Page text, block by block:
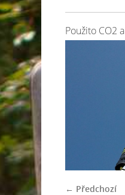
Použito CO2 a
← Předchozí